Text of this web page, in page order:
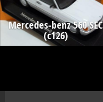
Mercedes-benz 560 SEC
(c126)